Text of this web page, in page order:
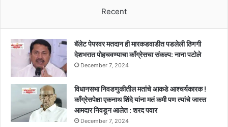
एवढा
Recent
बॅलेट पेपरवर मतदान ही मारकडवाडीत पडलेली ठिणगी
देशभरात पोहचवण्याचा काँग्रेसचा संकल्प: नाना पटोले
December 7, 2024
विधानसभा निवडणुकीतील मतांचे आकडे आश्चर्यकारक !
काँग्रेसपेक्षा एकनाथ शिंदे यांना मतं कमी पण त्यांचे जास्त
आमदार निवडून आलेत : शरद पवार
December 7, 2024